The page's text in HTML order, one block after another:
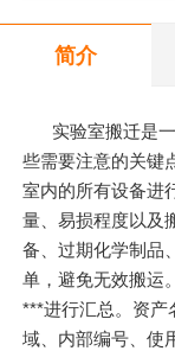
简介
实验室搬迁是
些需要注意的关键
室内的所有设备进
量、易损程度以及
备、过期化学制品
单，避免无效搬运
***进行汇总。资产
域、内部编号、使